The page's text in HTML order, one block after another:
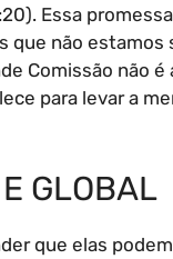
Essa
que não
Comissão não é
para levar a
GLOBAL
que elas